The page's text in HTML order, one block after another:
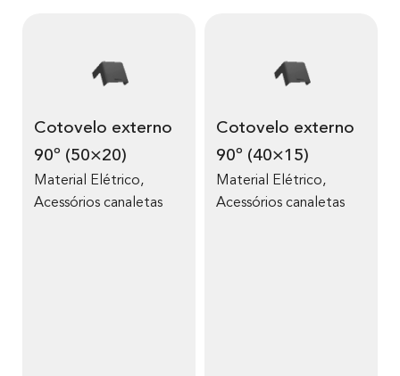
Cotovelo externo
90º (50×20)
Material Elétrico,
Acessórios canaletas
Cotovelo externo
90º (40×15)
Material Elétrico,
Acessórios canaletas